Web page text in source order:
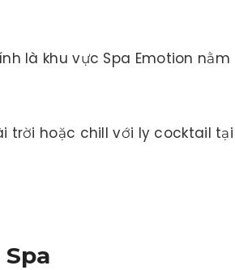
là khu vực Spa Emotion nằm
trời hoặc chill với ly cocktail tại